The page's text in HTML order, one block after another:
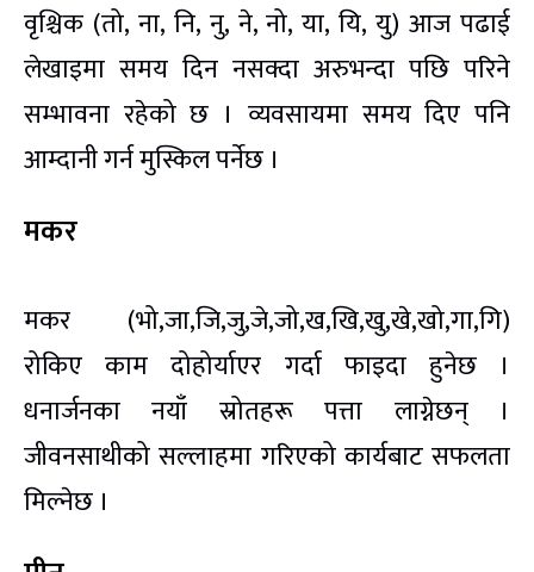
वृश्चिक (तो, ना, नि, नु, ने, नो, या, यि, यु) आज पढाई
लेखाइमा समय दिन नसक्दा अरुभन्दा पछि परिने
सम्भावना रहेको छ । व्यवसायमा समय दिए पनि
आम्दानी गर्न मुस्किल पर्नेछ ।
मकर
मकर (भो,जा,जि,जु,जे,जो,ख,खि,खु,खे,खो,गा,गि)
रोकिए काम दोहोर्याएर गर्दा फाइदा हुनेछ ।
धनार्जनका नयाँ स्रोतहरू पत्ता लाग्नेछन् ।
जीवनसाथीको सल्लाहमा गरिएको कार्यबाट सफलता
मिल्नेछ ।